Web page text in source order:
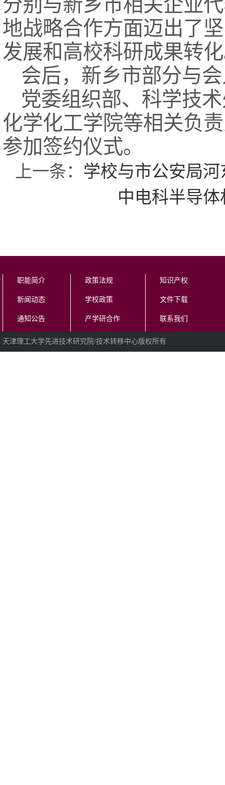
分别与新乡市相关企业
地战略合作方面迈出了
发展和高校科研成果转
会后，新乡市部分与
党委组织部、科学技
化学化工学院等相关负
参加签约仪式。
上一条： 学校与市公安局
中电科半导
职能简介
新闻动态
通知公告
政策法规
学校政策
产学研合作
知识产权
文件下载
联系我们
天津理工大学先进技术研究院/技术转移中心版权所有